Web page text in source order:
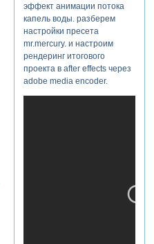
эффект анимации потока
капель воды. разберем
настройки пресета
mr.mercury. и настроим
рендеринг итогового
проекта в after effects через
adobe media encoder.